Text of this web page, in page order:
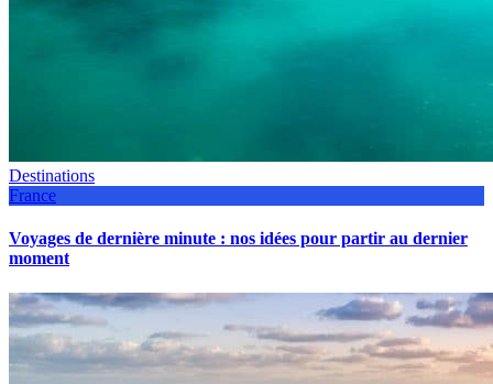
Destinations
France
Voyages de dernière minute : nos idées pour partir au dernier
moment